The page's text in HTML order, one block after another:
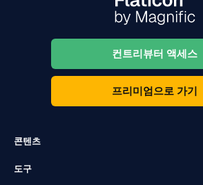
컨트리뷰터 액세스
프리미엄으로 가기
콘텐츠
도구